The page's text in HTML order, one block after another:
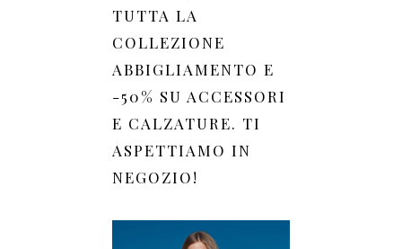
TUTTA LA
COLLEZIONE
ABBIGLIAMENTO E
-50% SU ACCESSORI
E CALZATURE. TI
ASPETTIAMO IN
NEGOZIO!